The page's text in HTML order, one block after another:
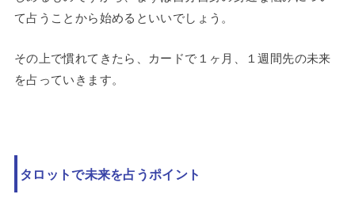
て占うことから始めるといいでしょう。
その上で慣れてきたら、カードで１ヶ月、１週間先の未来
を占っていきます。
タロットで未来を占うポイント